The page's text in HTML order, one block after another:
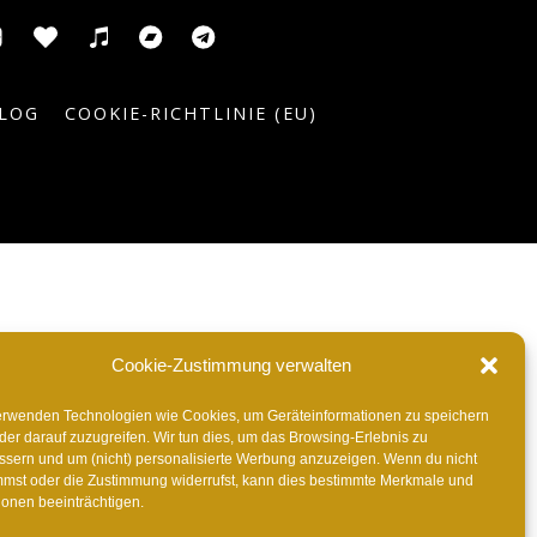
Cookie-Zustimmung verwalten
Technologien wie Cookies, um Geräteinformationen zu speichern
darauf zuzugreifen. Wir tun dies, um das Browsing-Erlebnis zu
und um (nicht) personalisierte Werbung anzuzeigen. Wenn du nicht
oder die Zustimmung widerrufst, kann dies bestimmte Merkmale und
beeinträchtigen.
Anghami
Tidal Bandcamp
COOKIE-RICHTLINIE (EU)